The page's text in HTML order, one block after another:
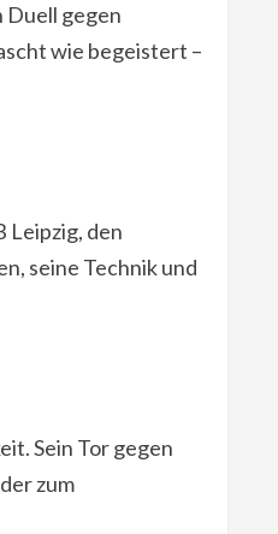
Duell gegen
wie begeistert –
Leipzig, den
seine Technik und
Sein Tor gegen
zum